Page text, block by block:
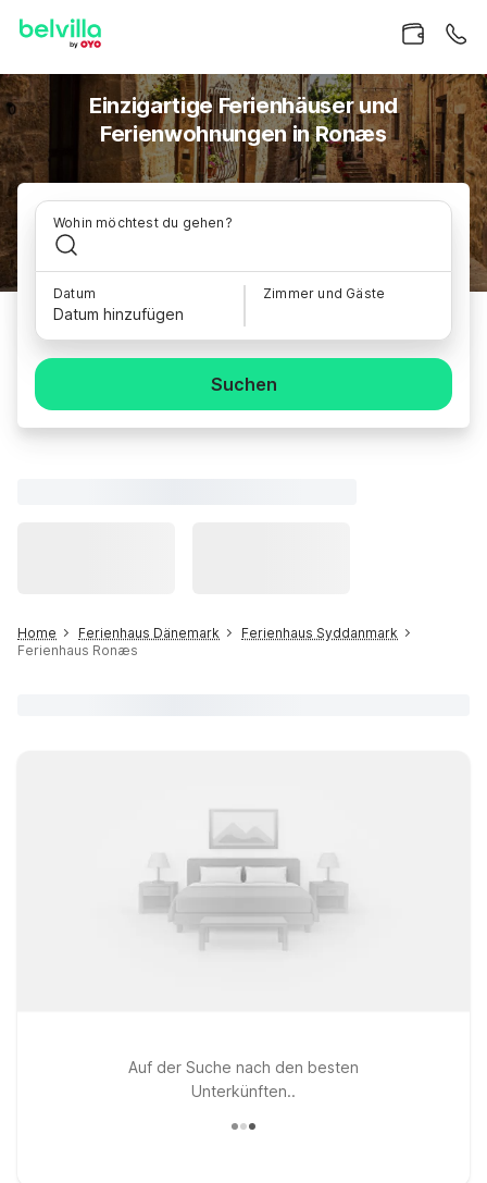
Einzigartige Ferienhäuser und
Ferienwohnungen in Ronæs
Wohin möchtest du gehen?
Datum
Datum hinzufügen
Zimmer und Gäste
Suchen
Home Ferienhaus Dänemark
Ferienhaus Syddanmark
Ferienhaus Ronæs
Auf der Suche nach den besten
Unterkünften..